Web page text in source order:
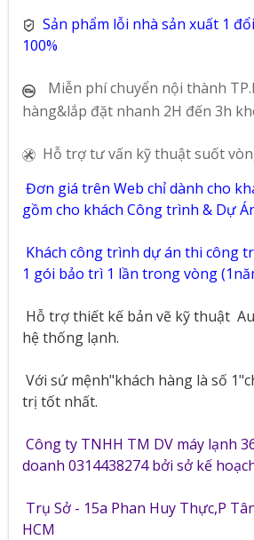
Sản phẩm lỗi nhà sản xuất 1
100%
Miễn phí chuyển nội thành
hàng&lắp đặt nhanh 2H đến 3h
Hỗ trợ tư vấn kỹ thuật suốt
Đơn giá trên Web chỉ dành cho
gồm cho khách Công trình & Dự
Khách công trình dự án thi công
1 gói bảo trì 1 lần trong vòng
Hỗ trợ thiết kế bản vẽ kỹ thuật
hệ thống lạnh.
Với sứ mệnh"khách hàng là số
trị tốt nhất.
Công ty TNHH TM DV máy lạnh
doanh 0314438274 bởi sở kế
Trụ Sở - 15a Phan Huy Thực,P
HCM